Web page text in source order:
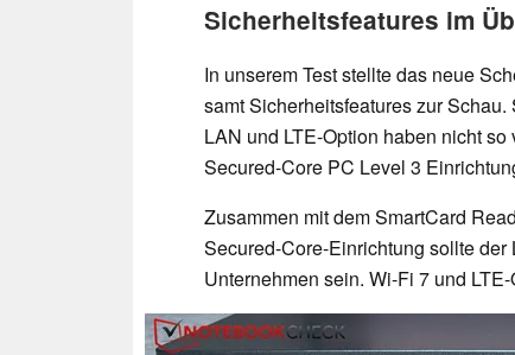
Sicherheitsfeatures im
In unserem Test stellte das neue
samt Sicherheitsfeatures zur
LAN und LTE-Option haben nicht
Secured-Core PC Level 3
Zusammen mit dem SmartCard
Secured-Core-Einrichtung sollte
Unternehmen sein. Wi-Fi 7 und